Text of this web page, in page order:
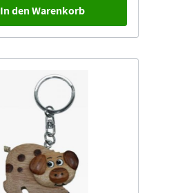
In den Warenkorb